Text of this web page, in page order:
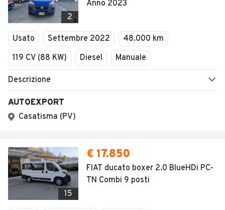
2
Anno 2023
Usato Settembre 2022
48.000 km
119 CV (88 KW)
Diesel Manuale
Descrizione
AUTOEXPORT
Casatisma (PV)
15
€ 17.850
FIAT ducato boxer 2.0 BlueHDi PC-
TN Combi 9 posti